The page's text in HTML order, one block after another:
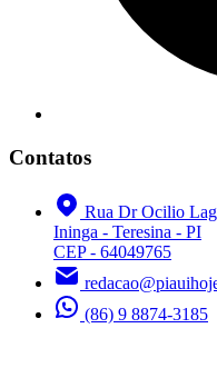
Contatos
Rua Dr Ocilio
Ininga - Teresina - PI
CEP - 64049765
(86) 9 8874-3185